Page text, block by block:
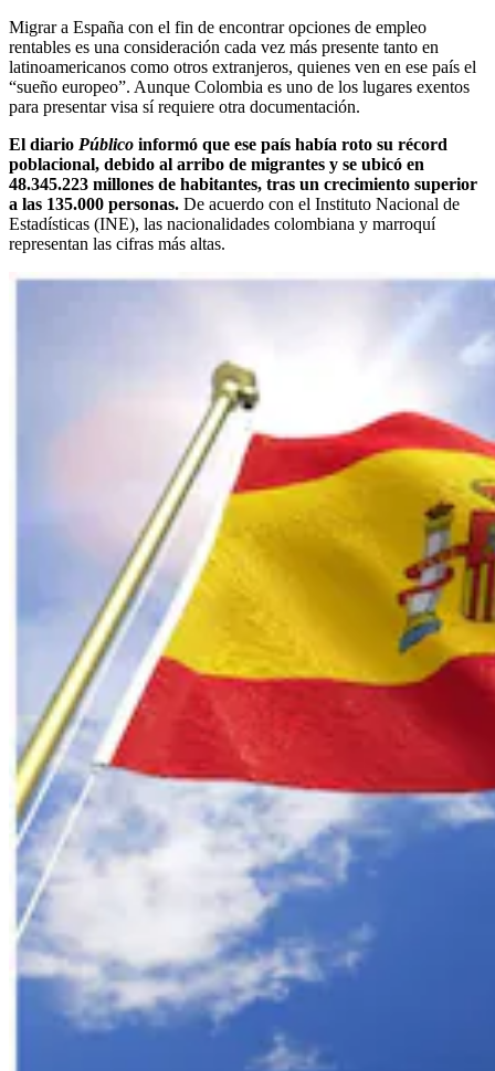
Migrar a España con el fin de encontrar opciones de empleo
rentables es una consideración cada vez más presente tanto en
latinoamericanos como otros extranjeros, quienes ven en ese país el
“sueño europeo”. Aunque Colombia es uno de los lugares exentos
para presentar visa sí requiere otra documentación.
El diario Público informó que ese país había roto su récord
poblacional, debido al arribo de migrantes y se ubicó en
48.345.223 millones de habitantes, tras un crecimiento superior
a las 135.000 personas. De acuerdo con el Instituto Nacional de
Estadísticas (INE), las nacionalidades colombiana y marroquí
representan las cifras más altas.